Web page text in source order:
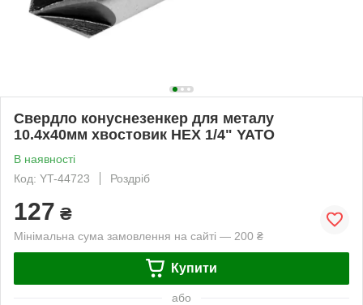
Свердло конуснезенкер для металу
10.4х40мм хвостовик HEX 1/4" YATO
В наявності
Код: YT-44723
Роздріб
127 ₴
Мінімальна сума замовлення на сайті — 200 ₴
Купити
або